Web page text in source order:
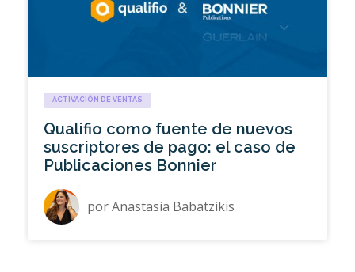
ACTIVACIÓN DE VENTAS
Qualifio como fuente de nuevos
suscriptores de pago: el caso de
Publicaciones Bonnier
porAnastasia Babatzikis